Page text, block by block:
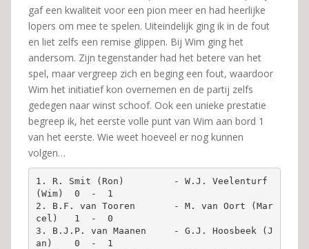
gaf een kwaliteit voor een pion meer en had heerlijke
lopers om mee te spelen. Uiteindelijk ging ik in de fout
en liet zelfs een remise glippen. Bij Wim ging het
andersom. Zijn tegenstander had het betere van het
spel, maar vergreep zich en beging een fout, waardoor
Wim het initiatief kon overnemen en de partij zelfs
gedegen naar winst schoof. Ook een unieke prestatie
begreep ik, het eerste volle punt van Wim aan bord 1
van het eerste. Wie weet hoeveel er nog kunnen
volgen…
1. R. Smit (Ron)         - W.J. Veelenturf
(Wim)  0  -  1
2. B.F. van Tooren       - M. van Oort (Mar
cel)   1  -  0
3. B.J.P. van Maanen     - G.J. Hoosbeek (J
an)    0  -  1